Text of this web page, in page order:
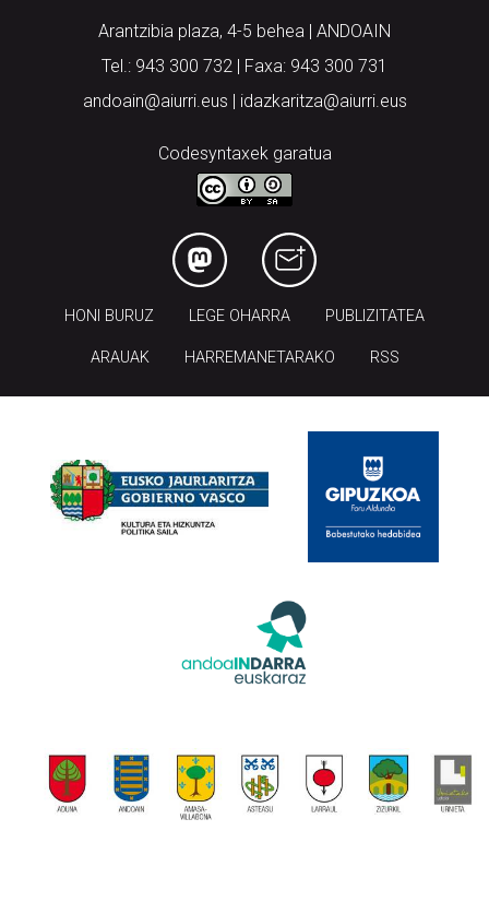
Arantzibia plaza, 4-5 behea | ANDOAIN
Tel.: 943 300 732 | Faxa: 943 300 731
andoain@aiurri.eus | idazkaritza@aiurri.eus
Codesyntaxek garatua
HONI BURUZ LEGE OHARRA PUBLIZITATEA
ARAUAK HARREMANETARAKO RSS